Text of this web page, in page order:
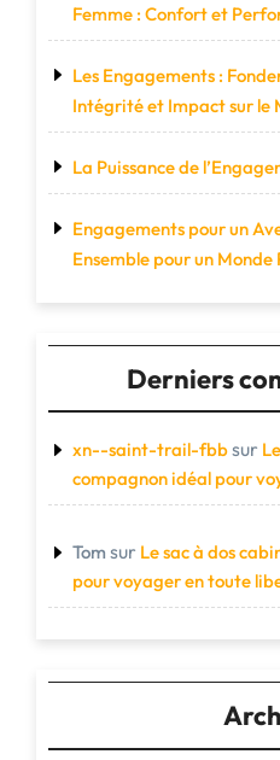
Femme : Confort et
Les Engagements :
Intégrité et Impact sur le
La Puissance de
Engagements pour un
Ensemble pour un Monde
Derniers
xn--saint-trail-fbbsur
compagnon idéal pour
Tom sur Le sac à dos
pour voyager en toute